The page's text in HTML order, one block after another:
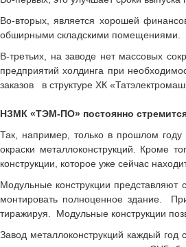
Во-вторых, является хорошей
обширными складскими помещениями.
В-третьих, на заводе нет массовых
предприятий холдинга при
заказов в структуре ХК
НЗМК «ТЭМ-ПО» постоянно
Так, например, только в прошлом
окраски металлоконструкций. Кроме
конструкции, которое уже сейчас
Модульные конструкции представляют
монтировать полноценное здание.
тиражируя. Модульные конструкции
Завод металлоконструкций каждый